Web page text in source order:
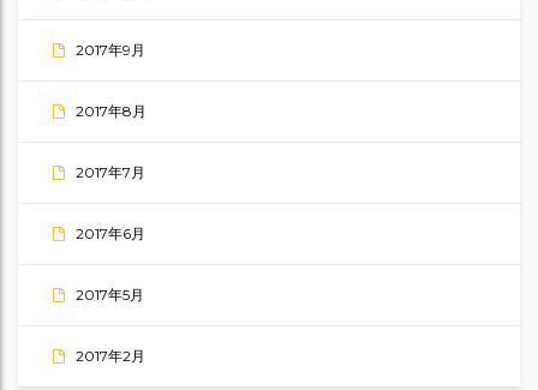
2017年9月
2017年8月
2017年7月
2017年6月
2017年5月
2017年2月